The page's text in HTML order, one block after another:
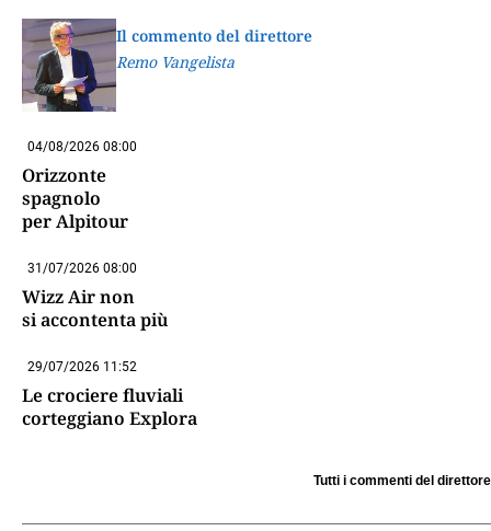
Il commento del direttore
Remo Vangelista
04/08/2026 08:00
Orizzonte
spagnolo
per Alpitour
31/07/2026 08:00
Wizz Air non
si accontenta più
29/07/2026 11:52
Le crociere fluviali
corteggiano Explora
Tutti i commenti del direttore